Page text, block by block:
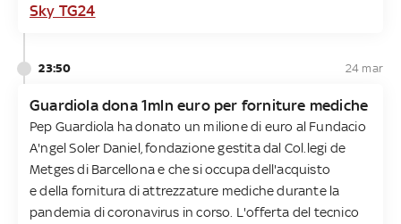
Sky TG24
23:50 24 mar
Guardiola dona 1mln euro per forniture mediche
Pep Guardiola ha donato un milione di euro al Fundacio
A'ngel Soler Daniel, fondazione gestita dal Col.legi de
Metges di Barcellona e che si occupa dell'acquisto
e della fornitura di attrezzature mediche durante la
pandemia di coronavirus in corso. L'offerta del tecnico